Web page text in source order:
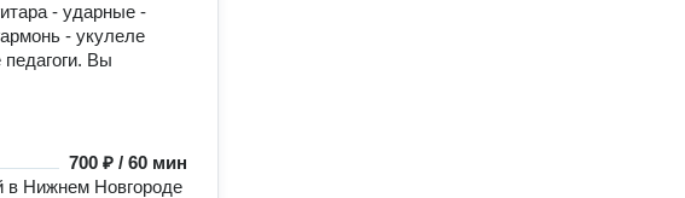
- ударные -
- укулеле
Вы
700 ₽ / 60 мин
в Нижнем Новгороде